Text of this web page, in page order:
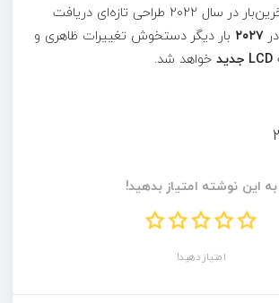
مک‌بوک ایر که آخرین‌بار در سال ۲۰۲۲ طراحی تازه‌ای دریافت
۲۰۲۷ بار دیگر دستخوش تغییرات ظاهری و
LCD جدید
خواهد شد.
به این نوشته امتیاز بدهید!
امتیاز دهید!